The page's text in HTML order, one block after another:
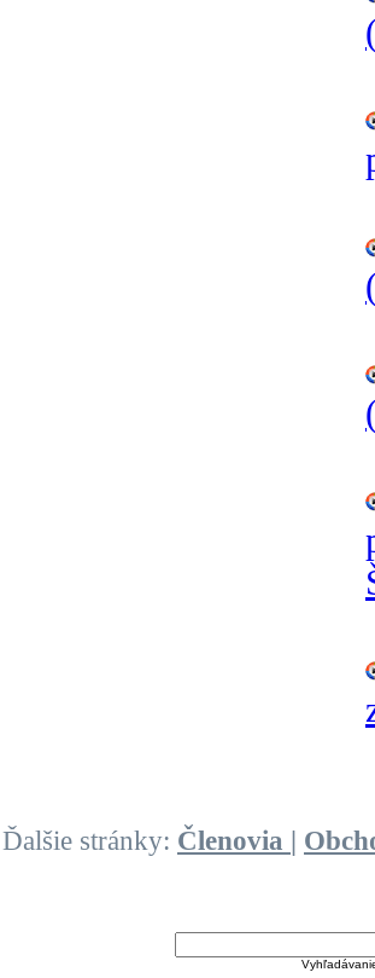
Ďalšie stránky: Členovia |